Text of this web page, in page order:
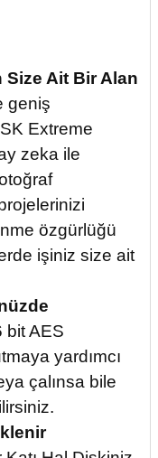
Ait Bir Alan
geniş
Extreme
zeka ile
özgürlüğü
işiniz size ait
bit AES
yardımcı
çalınsa bile